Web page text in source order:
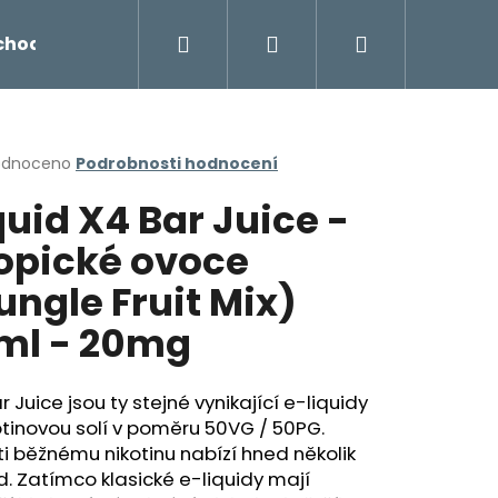
Napište námPřihlášení
Podrobnosti hodnocení
X4 Bar Juice -
ovoce
Fruit Mix)
- 20mg
Juice jsou ty stejné vynikající e-liquidy
solí v poměru 50VG / 50PG.
běžnému nikotinu nabízí hned několik
Zatímco klasické e-liquidy mají
Následující